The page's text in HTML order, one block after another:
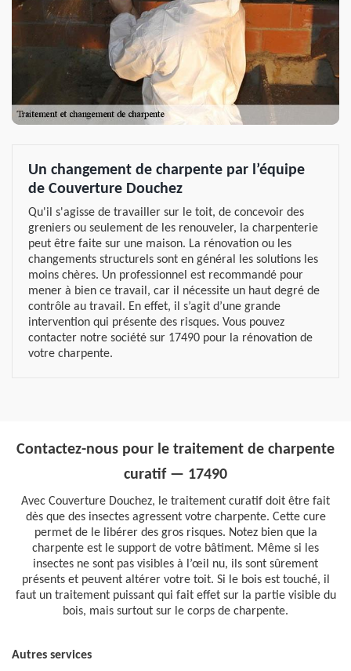
Un changement de charpente par l’équipe
de Couverture Douchez
Qu'il s'agisse de travailler sur le toit, de concevoir des
greniers ou seulement de les renouveler, la charpenterie
peut être faite sur une maison. La rénovation ou les
changements structurels sont en général les solutions les
moins chères. Un professionnel est recommandé pour
mener à bien ce travail, car il nécessite un haut degré de
contrôle au travail. En effet, il s’agit d’une grande
intervention qui présente des risques. Vous pouvez
contacter notre société sur 17490 pour la rénovation de
votre charpente.
Contactez-nous pour le traitement de charpente
curatif — 17490
Avec Couverture Douchez, le traitement curatif doit être fait
dès que des insectes agressent votre charpente. Cette cure
permet de le libérer des gros risques. Notez bien que la
charpente est le support de votre bâtiment. Même si les
insectes ne sont pas visibles à l’œil nu, ils sont sûrement
présents et peuvent altérer votre toit. Si le bois est touché, il
faut un traitement puissant qui fait effet sur la partie visible du
bois, mais surtout sur le corps de charpente.
Autres services